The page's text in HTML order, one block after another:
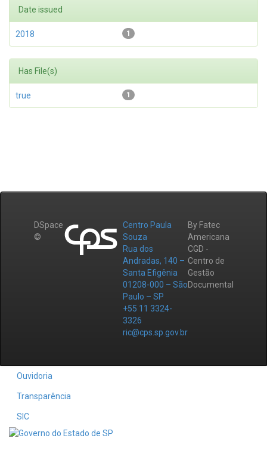
Date issued
1
2018
Has File(s)
1
true
DSpace
©
Centro Paula
Souza
Rua dos
Andradas, 140 –
Santa Efigênia
01208-000 – São
Paulo – SP
+55 11 3324-
3326
ric@cps.sp.gov.br
By Fatec
Americana
CGD -
Centro de
Gestão
Documental
Ouvidoria
Transparência
SIC